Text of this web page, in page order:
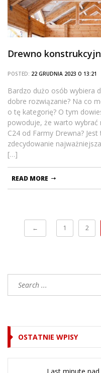
Drewno
POSTED: 22 GRUDNIA 2023 O
Bardzo dużo osób wybiera
dobre rozwiązanie? Na co
o tę kategorię? O tym
powoduje, że warto wybrać
C24 od Farmy Drewna?
zdecydowanie
[…]
READ MORE
← 1 2
OSTATNIE WPISY